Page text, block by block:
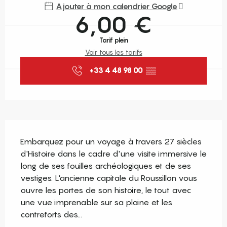
Ajouter à mon calendrier Google
6,00 €
Tarif plein
Voir tous les tarifs
+33 4 48 98 00 ▒▒
Embarquez pour un voyage à travers 27 siècles
d'Histoire dans le cadre d'une visite immersive le
long de ses fouilles archéologiques et de ses
vestiges. L'ancienne capitale du Roussillon vous
ouvre les portes de son histoire, le tout avec
une vue imprenable sur sa plaine et les
contreforts des...